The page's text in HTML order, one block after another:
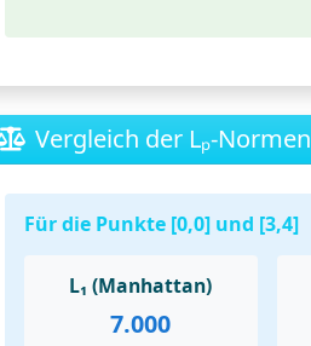
Vergleich der Lₚ-Normen
Für die Punkte [0,0] und [3,4]
L₁ (Manhattan)
7.000